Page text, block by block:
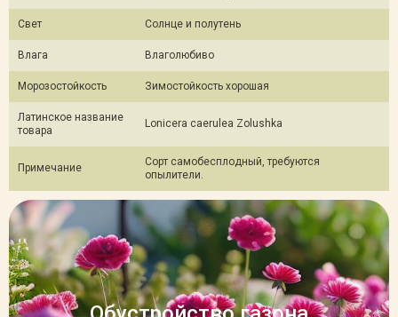
Свет Солнце и полутень
Влага Влаголюбиво
Морозостойкость Зимостойкость хорошая
Латинское название
товара
Lonicera сaerulea Zolushka
Примечание
Сорт самобесплодный, требуются
опылители.